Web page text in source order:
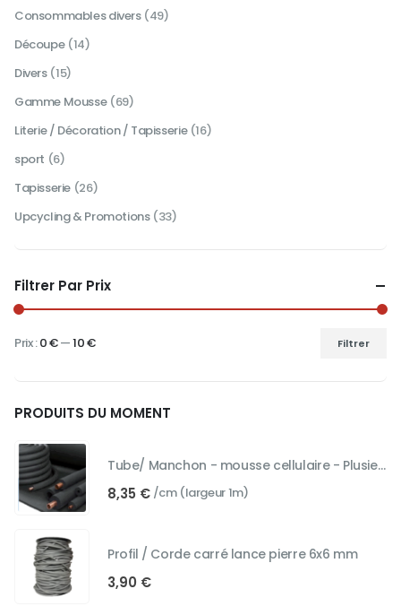
du
Consommables divers (49)
Découpe (14)
Divers (15)
Gamme Mousse (69)
Literie / Décoration / Tapisserie (16)
sport (6)
Tapisserie (26)
Upcycling & Promotions (33)
Filtrer Par Prix
Filtrer
Prix :0 €—10 €
PRODUITS DU MOMENT
Tube/ Manchon - mousse cellulaire - Plusieurs diamètres
8,35 € /cm (largeur 1m)
Profil / Corde carré lance pierre 6x6 mm
3,90 €